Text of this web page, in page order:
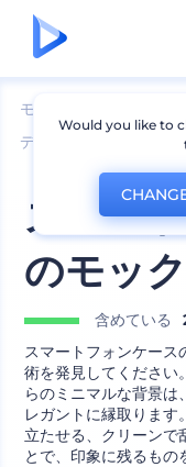
モックアップ
デバイス・アクセサリ
スマー
のモッ
含めている
スマートフォンケース
術を発見してください
らのミニマルな背景
レガントに縁取りま
立たせる、クリーンで
とで、印象に残るもの
Would you like to